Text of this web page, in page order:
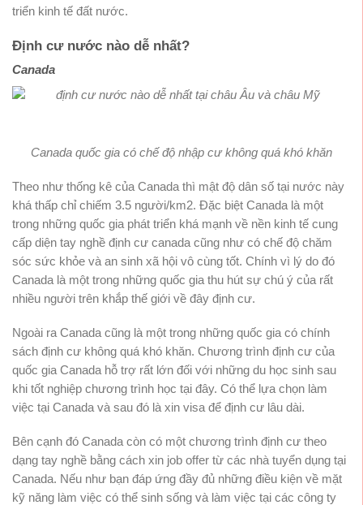
triển kinh tế đất nước.
Định cư nước nào dễ nhất?
Canada
Canada quốc gia có chế độ nhập cư không quá khó khăn
Theo như thống kê của Canada thì mật độ dân số tại nước này
khá thấp chỉ chiếm 3.5 người/km2. Đặc biệt Canada là một
trong những quốc gia phát triển khá mạnh về nền kinh tế cung
cấp diện tay nghề định cư canada cũng như có chế độ chăm
sóc sức khỏe và an sinh xã hội vô cùng tốt. Chính vì lý do đó
Canada là một trong những quốc gia thu hút sự chú ý của rất
nhiều người trên khắp thế giới về đây định cư.
Ngoài ra Canada cũng là một trong những quốc gia có chính
sách định cư không quá khó khăn. Chương trình định cư của
quốc gia Canada hỗ trợ rất lớn đối với những du học sinh sau
khi tốt nghiệp chương trình học tại đây. Có thể lựa chọn làm
việc tại Canada và sau đó là xin visa để định cư lâu dài.
Bên cạnh đó Canada còn có một chương trình định cư theo
dạng tay nghề bằng cách xin job offer từ các nhà tuyển dụng tại
Canada. Nếu như bạn đáp ứng đầy đủ những điều kiện về mặt
kỹ năng làm việc có thể sinh sống và làm việc tại các công ty